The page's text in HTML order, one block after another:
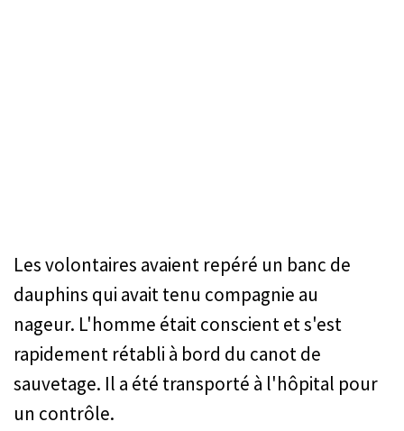
Les volontaires avaient repéré un banc de
dauphins qui avait tenu compagnie au
nageur. L'homme était conscient et s'est
rapidement rétabli à bord du canot de
sauvetage. Il a été transporté à l'hôpital pour
un contrôle.